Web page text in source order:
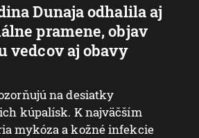
Dunaja odhalila aj
pramene, objav
vedcov aj obavy
na desiatky
kúpalísk. K najväčším
mykóza a kožné infekcie